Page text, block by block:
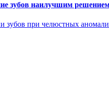
зубов наилучшим
зубов при челюстных